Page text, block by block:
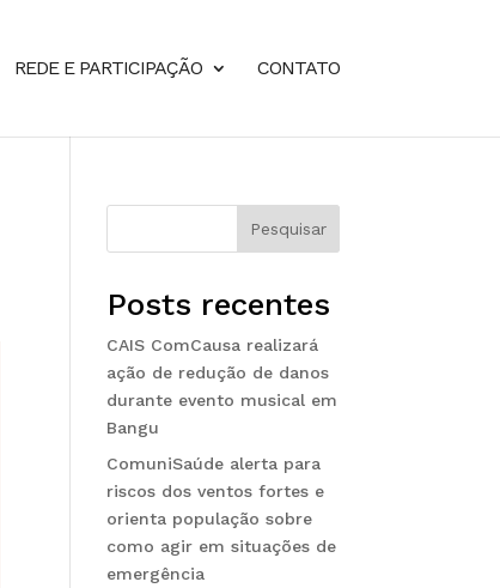
REDE E PARTICIPAÇÃO CONTATO
Pesquisar
Posts recentes
CAIS ComCausa realizará
ação de redução de danos
durante evento musical em
Bangu
ComuniSaúde alerta para
riscos dos ventos fortes e
orienta população sobre
como agir em situações de
emergência